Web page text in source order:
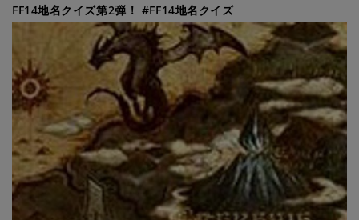
FF14地名クイズ第2弾！ #FF14地名クイズ